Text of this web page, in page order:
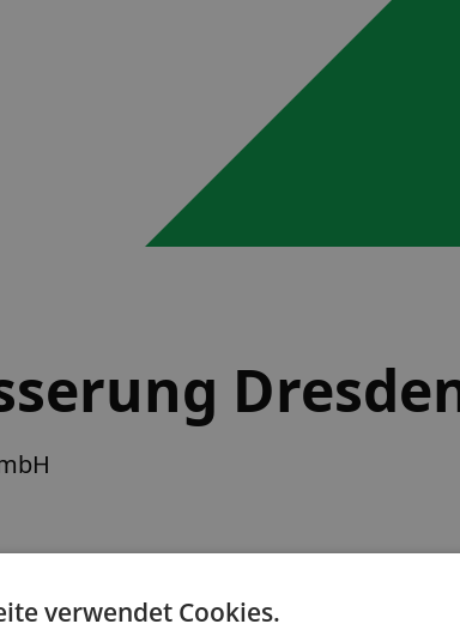
Erstellung von Print-Produkten in
verwendet Cookies.